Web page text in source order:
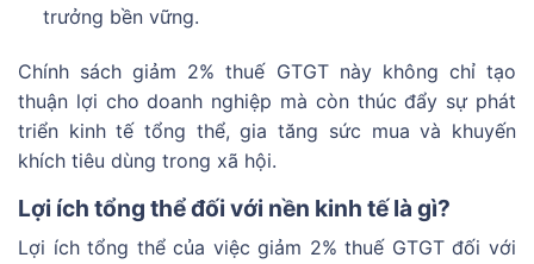
trưởng bền vững.
Chính sách giảm 2% thuế GTGT này không chỉ tạo
thuận lợi cho doanh nghiệp mà còn thúc đẩy sự phát
triển kinh tế tổng thể, gia tăng sức mua và khuyến
khích tiêu dùng trong xã hội.
Lợi ích tổng thể đối với nền kinh tế là gì?
Lợi ích tổng thể của việc giảm 2% thuế GTGT đối với